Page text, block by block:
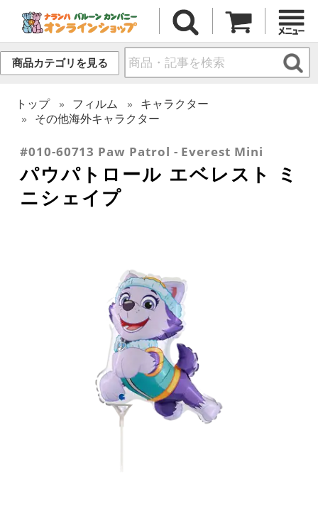
商品カテゴリを見る
トップ フィルム
キャラクター
その他海外キャラクター
#010-60713 Paw Patrol - Everest Mini
パウパトロール エベレスト ミ
ニシェイプ